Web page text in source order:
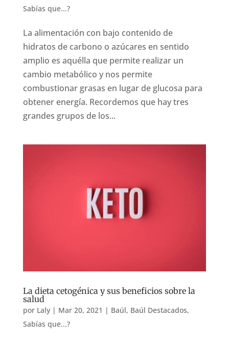
Sabías que...?
La alimentación con bajo contenido de
hidratos de carbono o azúcares en sentido
amplio es aquélla que permite realizar un
cambio metabólico y nos permite
combustionar grasas en lugar de glucosa para
obtener energía. Recordemos que hay tres
grandes grupos de los...
La dieta cetogénica y sus beneficios sobre la
salud
por Laly| Mar 20, 2021 | Baúl, Baúl Destacados,
Sabías que...?